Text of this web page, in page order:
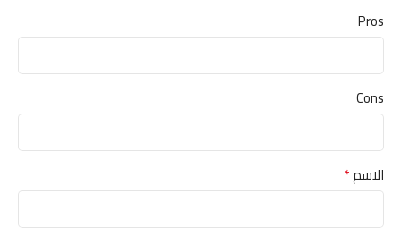
Pros
Cons
الاسم*